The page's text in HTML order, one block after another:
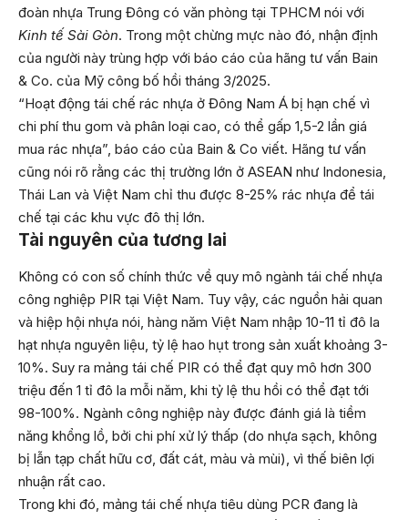
đoàn nhựa Trung Đông có văn phòng tại TPHCM nói với
Kinh tế Sài Gòn. Trong một chừng mực nào đó, nhận định
của người này trùng hợp với báo cáo của hãng tư vấn Bain
& Co. của Mỹ công bố hồi tháng 3/2025.
“Hoạt động tái chế rác nhựa ở Đông Nam Á bị hạn chế vì
chi phí thu gom và phân loại cao, có thể gấp 1,5-2 lần giá
mua rác nhựa”, báo cáo của Bain & Co viết. Hãng tư vấn
cũng nói rõ rằng các thị trường lớn ở ASEAN như Indonesia,
Thái Lan và Việt Nam chỉ thu được 8-25% rác nhựa để tái
chế tại các khu vực đô thị lớn.
Tài nguyên của tương lai
Không có con số chính thức về quy mô ngành tái chế nhựa
công nghiệp PIR tại Việt Nam. Tuy vậy, các nguồn hải quan
và hiệp hội nhựa nói, hàng năm Việt Nam nhập 10-11 tỉ đô la
hạt nhựa nguyên liệu, tỷ lệ hao hụt trong sản xuất khoảng 3-
10%. Suy ra mảng tái chế PIR có thể đạt quy mô hơn 300
triệu đến 1 tỉ đô la mỗi năm, khi tỷ lệ thu hồi có thể đạt tới
98-100%. Ngành công nghiệp này được đánh giá là tiềm
năng khổng lồ, bởi chi phí xử lý thấp (do nhựa sạch, không
bị lẫn tạp chất hữu cơ, đất cát, màu và mùi), vì thế biên lợi
nhuận rất cao.
Trong khi đó, mảng tái chế nhựa tiêu dùng PCR đang là